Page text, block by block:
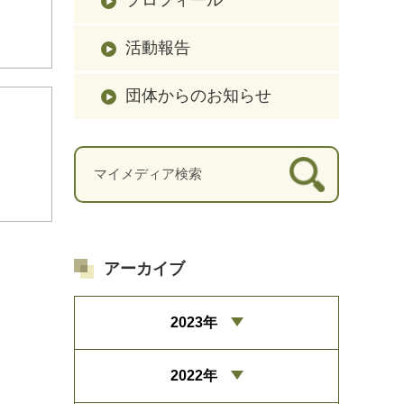
活動報告
団体からのお知らせ
アーカイブ
2023年
2022年